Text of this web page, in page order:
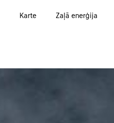
Karte Zaļā enerģija